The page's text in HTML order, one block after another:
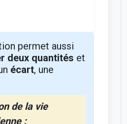
permet aussi
deux quantités et
écart, une
de la vie
: